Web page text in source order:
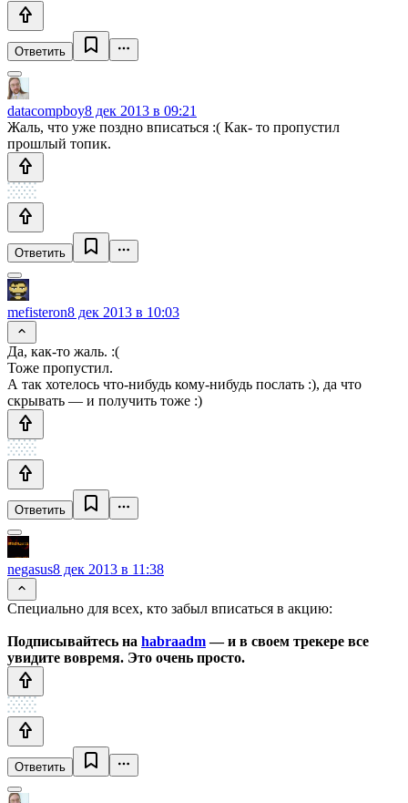
Ответить
datacompboy8 дек 2013 в 09:21
Жаль, что уже поздно вписаться :( Как- то пропустил
прошлый топик.
Ответить
mefisteron8 дек 2013 в 10:03
Да, как-то жаль. :(
Тоже пропустил.
А так хотелось что-нибудь кому-нибудь послать :), да что
скрывать — и получить тоже :)
Ответить
negasus8 дек 2013 в 11:38
Специально для всех, кто забыл вписаться в акцию:
Подписывайтесь на habraadm— и в своем трекере все
увидите вовремя. Это очень просто.
Ответить